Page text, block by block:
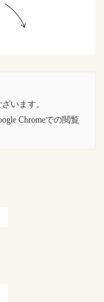
います。
Chromeでの閲覧